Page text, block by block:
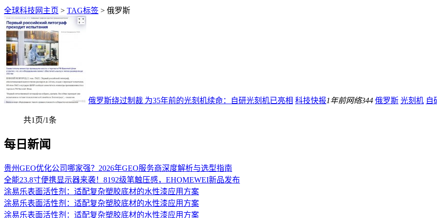
全球科技网主页 > TAG标签 > 俄罗斯
俄罗斯绕过制裁 为35年前的光刻机续命：自研光刻机已亮相 科技快报1年前网络344 俄罗斯 光刻机 自
共1页/1条
每日新闻
贵州GEO优化公司哪家强？2026年GEO服务商深度解析与选型指南
全能23.8寸便携显示器来袭！8192级笔触压感，EHOMEWEI新品发布
涂易乐表面活性剂：适配复杂塑胶底材的水性漆应用方案
涂易乐表面活性剂：适配复杂塑胶底材的水性漆应用方案
涂易乐表面活性剂：适配复杂塑胶底材的水性漆应用方案